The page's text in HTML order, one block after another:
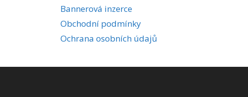
Bannerová inzerce
Obchodní podmínky
Ochrana osobních údajů